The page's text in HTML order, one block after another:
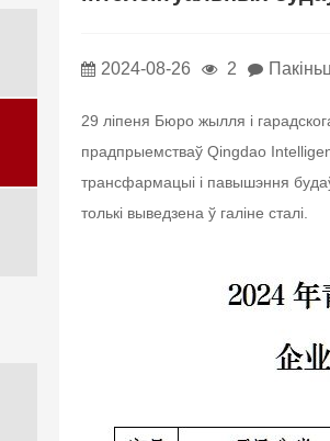
2024-08-26 2
29 ліпеня Бюро жылля і
прадпрыемстваў Qingdao
трансфармацыі і павышэння
толькі выведзена ў галіне сталі.